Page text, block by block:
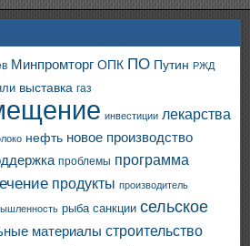
Минпромторг ОПК ПО Путин РЖД
выставка газ
инвестиции лекарства
нефть новое производство
проблемы программа
продукты производитель
рыба санкции сельское
материалы строительство